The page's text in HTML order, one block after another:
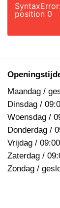
position 0
Maandag /
Dinsdag /
Woensdag /
Donderdag /
Vrijdag /
Zaterdag /
Zondag /